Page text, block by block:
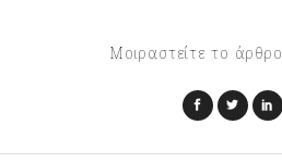
Μοιραστείτε το άρθρο